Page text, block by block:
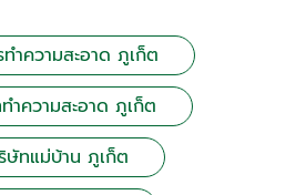
ทำความสะอาด ภูเก็ต
ำความสะอาด ภูเก็ต
ษัทแม่บ้าน ภูเก็ต